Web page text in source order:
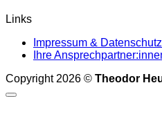
Links
Impressum &
Ihre
Copyright 2026 © Theodor